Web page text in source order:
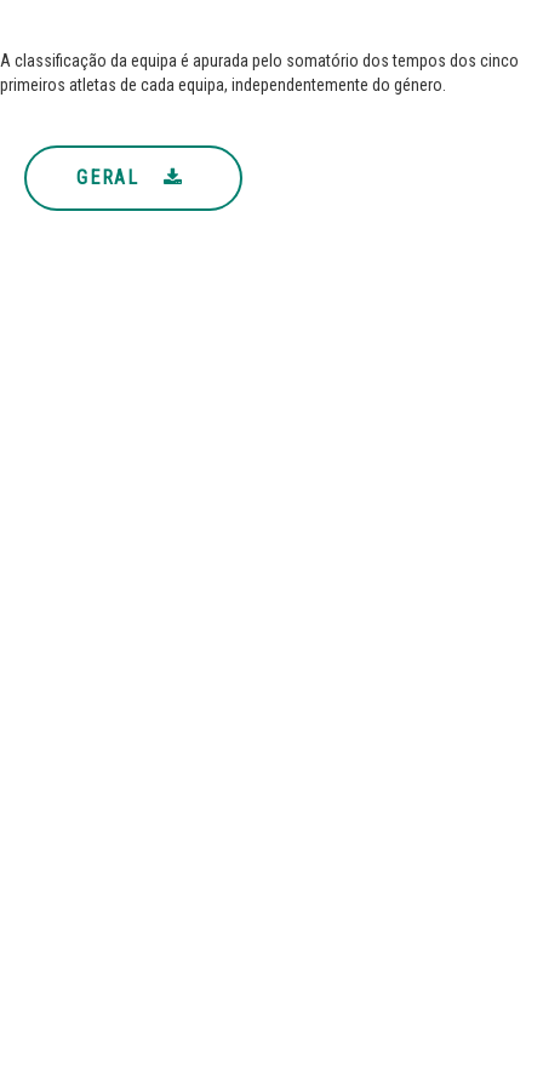
A classificação da equipa é apurada pelo somatório dos tempos dos cinco
primeiros atletas de cada equipa, independentemente do género.
GERAL